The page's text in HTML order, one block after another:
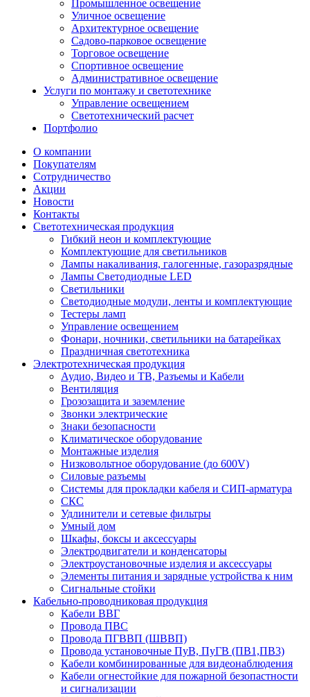
Промышленное освещение
Уличное освещение
Архитектурное освещение
Садово-парковое освещение
Торговое освещение
Спортивное освещение
Административное освещение
Услуги по монтажу и светотехнике
Управление освещением
Светотехнический расчет
Портфолио
О компании
Покупателям
Сотрудничество
Акции
Новости
Контакты
Светотехническая продукция
Гибкий неон и комплектующие
Комплектующие для светильников
Лампы накаливания, галогенные, газоразрядные
Лампы Светодиодные LED
Светильники
Светодиодные модули, ленты и комплектующие
Тестеры ламп
Управление освещением
Фонари, ночники, светильники на батарейках
Праздничная светотехника
Электротехническая продукция
Аудио, Видео и ТВ, Разъемы и Кабели
Вентиляция
Грозозащита и заземление
Звонки электрические
Знаки безопасности
Климатическое оборудование
Монтажные изделия
Низковольтное оборудование (до 600V)
Силовые разъемы
Системы для прокладки кабеля и СИП-арматура
СКС
Удлинители и сетевые фильтры
Умный дом
Шкафы, боксы и аксессуары
Электродвигатели и конденсаторы
Электроустановочные изделия и аксессуары
Элементы питания и зарядные устройства к ним
Сигнальные стойки
Кабельно-проводниковая продукция
Кабели ВВГ
Провода ПВС
Провода ПГВВП (ШВВП)
Провода установочные ПуВ, ПуГВ (ПВ1,ПВ3)
Кабели комбинированные для видеонаблюдения
Кабели огнестойкие для пожарной безопастности
и сигнализации